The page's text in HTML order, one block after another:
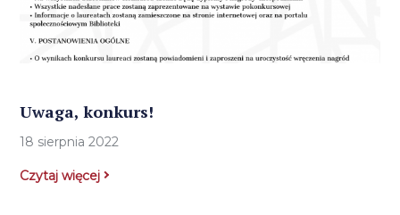
Uwaga, konkurs!
18 sierpnia 2022
Czytaj więcej